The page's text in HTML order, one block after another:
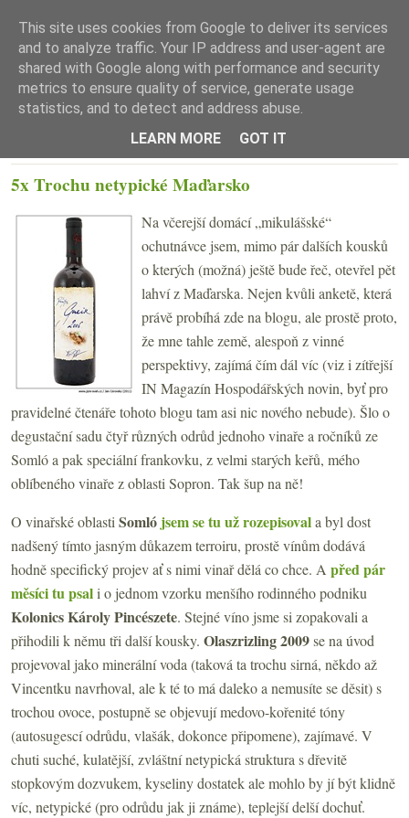
☰ Menu
5x Trochu netypické Maďarsko
Na včerejší domácí „mikulášské“
ochutnávce jsem, mimo pár dalších kousků
o kterých (možná) ještě bude řeč, otevřel pět
lahví z Maďarska. Nejen kvůli anketě, která
právě probíhá zde na blogu, ale prostě proto,
že mne tahle země, alespoň z vinné
perspektivy, zajímá čím dál víc (viz i zítřejší
IN Magazín Hospodářských novin, byť pro
pravidelné čtenáře tohoto blogu tam asi nic nového nebude). Šlo o
degustační sadu čtyř různých odrůd jednoho vinaře a ročníků ze
Somló a pak speciální frankovku, z velmi starých keřů, mého
oblíbeného vinaře z oblasti Sopron. Tak šup na ně!
O vinařské oblasti Somló jsem se tu už rozepisovala byl dost
nadšený tímto jasným důkazem terroiru, prostě vínům dodává
hodně specifický projev ať s nimi vinař dělá co chce. A před pár
měsíci tu psali o jednom vzorku menšího rodinného podniku
Kolonics Károly Pincészete. Stejné víno jsme si zopakovali a
přihodili k němu tři další kousky. Olaszrizling 2009se na úvod
projevoval jako minerální voda (taková ta trochu sirná, někdo až
Vincentku navrhoval, ale k té to má daleko a nemusíte se děsit) s
trochou ovoce, postupně se objevují medovo-kořenité tóny
(autosugescí odrůdu, vlašák, dokonce připomene), zajímavé. V
chuti suché, kulatější, zvláštní netypická struktura s dřevitě
stopkovým dozvukem, kyseliny dostatek ale mohlo by jí být klidně
víc, netypické (pro odrůdu jak ji známe), teplejší delší dochuť.
This site uses cookies from Google to deliver its services
and to analyze traffic. Your IP address and user-agent are
shared with Google along with performance and security
metrics to ensure quality of service, generate usage
statistics, and to detect and address abuse.
LEARN MORE
GOT IT